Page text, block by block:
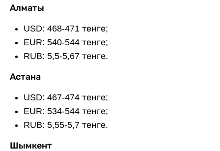
Алматы
USD: 468-471 тенге;
EUR: 540-544 тенге;
RUB: 5,5-5,67 тенге.
Астана
USD: 467-474 тенге;
EUR: 534-544 тенге;
RUB: 5,55-5,7 тенге.
Шымкент